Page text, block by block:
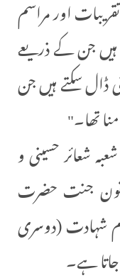
اور مراسم
ہیں جن کے ذریعے
ڈال سکتے ہیں جن
تھا۔"
شعائر حسینی و
جنت حضرت
شہادت (دوسری
ہے۔